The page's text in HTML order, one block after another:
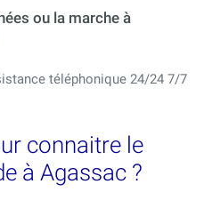
ou la marche à
téléphonique 24/24 7/7
connaitre le
à Agassac ?